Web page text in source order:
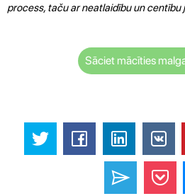
process, taču ar neatlaidību un centību
Sāciet mācīties